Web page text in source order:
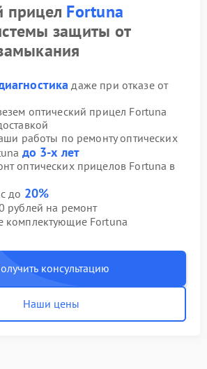
прицел Fortuna
защиты от
даже при отказе от
оптический прицел Fortuna
работы по ремонту оптических
до 3-х лет
оптических прицелов Fortuna в
до 20%
рублей на ремонт
комплектующие Fortuna
консультацию
Наши цены